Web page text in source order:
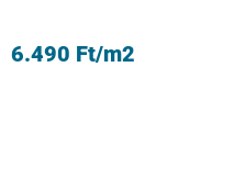
6.490 Ft/m2